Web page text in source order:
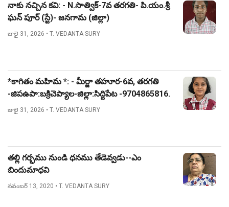
నాకు నచ్చిన కవి: - N.సాత్విక్-7వ తరగతి- పి.యం.శ్రీ
ఘన్ పూర్ (స్టే)- జనగామ (జిల్లా)
జులై 31, 2026 • T. VEDANTA SURY
*కాగితం మహిమ *: - మీర్జా తహూర-6వ, తరగతి
-జిపఉపా:బక్రిచెప్యాల-జిల్లా:సిద్దిపేట -9704865816.
జులై 31, 2026 • T. VEDANTA SURY
తల్లి గర్భము నుండి ధనము తేడెవ్వడు--ఎం
బిందుమాధవి
నవంబర్ 13, 2020 • T. VEDANTA SURY